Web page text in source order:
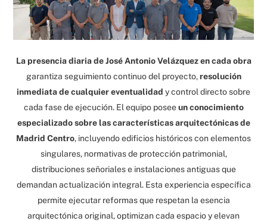
La presencia diaria de José Antonio Velázquez en cada obra
garantiza seguimiento continuo del proyecto,resolución
inmediata de cualquier eventualidad y control directo sobre
cada fase de ejecución. El equipo poseeun conocimiento
especializado sobre las características arquitectónicas de
Madrid Centro, incluyendo edificios históricos con elementos
singulares, normativas de protección patrimonial,
distribuciones señoriales e instalaciones antiguas que
demandan actualización integral. Esta experiencia específica
permite ejecutar reformas que respetan la esencia
arquitectónica original, optimizan cada espacio y elevan